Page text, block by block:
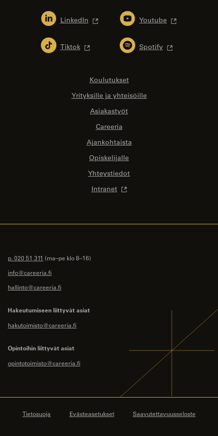
LinkedIn Youtube
Tiktok Spotify
Koulutukset
Yrityksille ja yhteisöille
Asiakastyöt
Careeria
Ajankohtaista
Opiskelijalle
Yhteystiedot
Intranet
p. 020 51 311 (ma–pe klo 8–16)
info@careeria.fi
hallinto@careeria.fi
Hakeutumiseen liittyvät asiat
hakutoimisto@careeria.fi
Opintoihin liittyvät asiat
opintotoimisto@careeria.fi
Tietosuoja Evästeasetukset Saavutettavuusseloste